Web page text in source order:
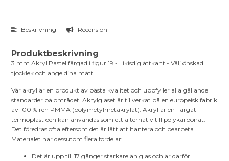
Beskrivning Recension
Produktbeskrivning
3 mm Akryl Pastellfärgad i figur 19 - Likisdig åttkant - Välj önskad
tjocklek och ange dina mått.
Vår akryl är en produkt av bästa kvalitet och uppfyller alla gällande
standarder på området. Akrylglaset är tillverkat på en europeisk fabrik
av 100 % ren PMMA (polymetylmetakrylat). Akryl är en Färgat
termoplast och kan användas som ett alternativ till polykarbonat.
Det föredras ofta eftersom det är lätt att hantera och bearbeta.
Materialet har dessutom flera fördelar:
Det är upp till 17 gånger starkare än glas och är därför